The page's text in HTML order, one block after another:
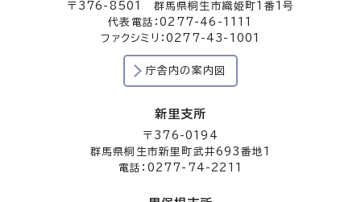
〒376-8501 群馬県桐生市織姫町1番1号
代表電話：0277-46-1111
ファクシミリ：0277-43-1001
庁舎内の案内図
新里支所
〒376-0194
群馬県桐生市新里町武井693番地1
電話：0277-74-2211